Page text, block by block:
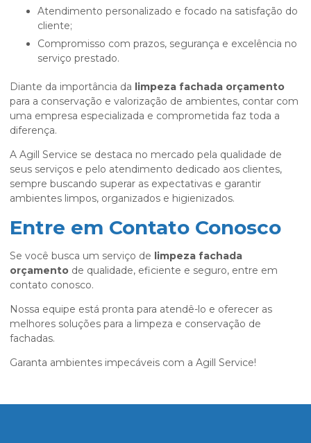
Atendimento personalizado e focado na satisfação do
cliente;
Compromisso com prazos, segurança e excelência no
serviço prestado.
Diante da importância da limpeza fachada orçamento
para a conservação e valorização de ambientes, contar com
uma empresa especializada e comprometida faz toda a
diferença.
A Agill Service se destaca no mercado pela qualidade de
seus serviços e pelo atendimento dedicado aos clientes,
sempre buscando superar as expectativas e garantir
ambientes limpos, organizados e higienizados.
Entre em Contato Conosco
Se você busca um serviço de limpeza fachada
orçamento de qualidade, eficiente e seguro, entre em
contato conosco.
Nossa equipe está pronta para atendê-lo e oferecer as
melhores soluções para a limpeza e conservação de
fachadas.
Garanta ambientes impecáveis com a Agill Service!